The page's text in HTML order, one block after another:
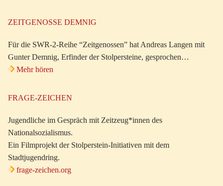
ZEITGENOSSE DEMNIG
Für die SWR-2-Reihe “Zeitgenossen” hat Andreas Langen mit
Gunter Demnig, Erfinder der Stolpersteine, gesprochen…
Mehr hören
FRAGE-ZEICHEN
Jugendliche im Gespräch mit Zeitzeug*innen des
Nationalsozialismus.
Ein Filmprojekt der Stolperstein-Initiativen mit dem
Stadtjugendring.
frage-zeichen.org